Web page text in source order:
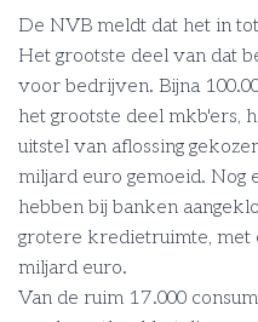
De NVB meldt dat het in
Het grootste deel van dat
voor bedrijven. Bijna
het grootste deel mkb'ers,
uitstel van aflossing
miljard euro gemoeid.
hebben bij banken
grotere kredietruimte, met
miljard euro.
Van de ruim 17.000